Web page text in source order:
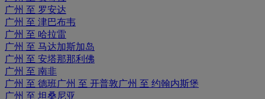
广州 至 罗安达
广州 至 津巴布韦
广州 至 哈拉雷
广州 至 马达加斯加岛
广州 至 安塔那那利佛
广州 至 南非
广州 至 德班广州 至 开普敦广州 至 约翰内斯堡
广州 至 坦桑尼亚